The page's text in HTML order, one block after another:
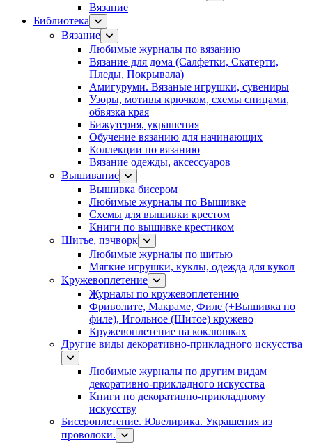
Вязание
Библиотека
Вязание
Любимые журналы по вязанию
Вязание для дома (Салфетки, Скатерти,
Пледы, Покрывала)
Амигуруми. Вязаные игрушки, сувениры
Узоры, мотивы крючком, схемы спицами,
обвязка края
Бижутерия, украшения
Обучение вязанию для начинающих
Коллекции по вязанию
Вязание одежды, аксессуаров
Вышивание
Вышивка бисером
Любимые журналы по Вышивке
Схемы для вышивки крестом
Книги по вышивке крестиком
Шитье, пэчворк
Любимые журналы по шитью
Мягкие игрушки, куклы, одежда для кукол
Кружевоплетение
Журналы по кружевоплетению
Фриволите, Макраме, Филе (+Вышивка по
филе), Игольное (Шитое) кружево
Кружевоплетение на коклюшках
Другие виды декоративно-прикладного искусства
Любимые журналы по другим видам
декоративно-прикладного искусства
Книги по декоративно-прикладному
искусству
Бисероплетение. Ювелирика. Украшения из
проволоки.